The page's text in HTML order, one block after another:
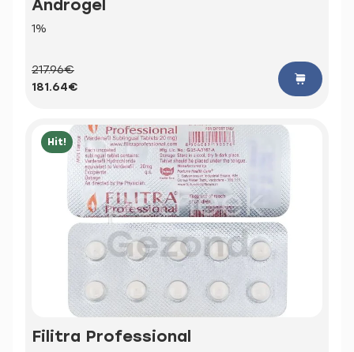
Androgel
1%
217.96€
181.64€
Hit!
Filitra Professional